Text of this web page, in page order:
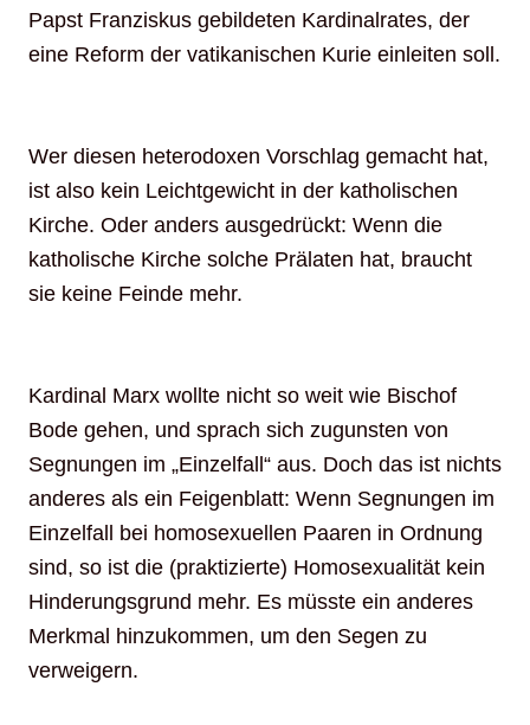
Papst Franziskus gebildeten Kardinalrates, der
eine Reform der vatikanischen Kurie einleiten soll.
Wer diesen heterodoxen Vorschlag gemacht hat,
ist also kein Leichtgewicht in der katholischen
Kirche. Oder anders ausgedrückt: Wenn die
katholische Kirche solche Prälaten hat, braucht
sie keine Feinde mehr.
Kardinal Marx wollte nicht so weit wie Bischof
Bode gehen, und sprach sich zugunsten von
Segnungen im „Einzelfall“ aus. Doch das ist nichts
anderes als ein Feigenblatt: Wenn Segnungen im
Einzelfall bei homosexuellen Paaren in Ordnung
sind, so ist die (praktizierte) Homosexualität kein
Hinderungsgrund mehr. Es müsste ein anderes
Merkmal hinzukommen, um den Segen zu
verweigern.